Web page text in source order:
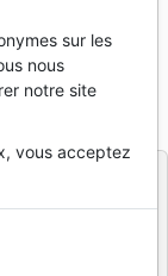
sur les
nous
notre site
vous acceptez